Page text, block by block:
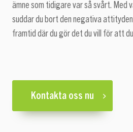
ämne som tidigare var så svårt. Med
suddar du bort den negativa
framtid där du gör det du vill för att
Kontakta oss nu